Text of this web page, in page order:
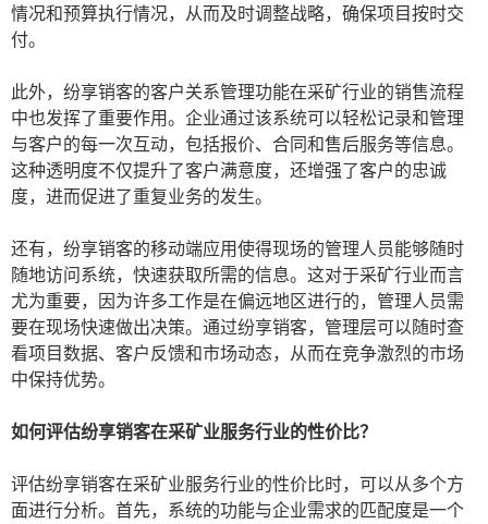
情况和预算执行情况，从而及时调整战略，确保项目按时交
付。
此外，纷享销客的客户关系管理功能在采矿行业的销售流程
中也发挥了重要作用。企业通过该系统可以轻松记录和管理
与客户的每一次互动，包括报价、合同和售后服务等信息。
这种透明度不仅提升了客户满意度，还增强了客户的忠诚
度，进而促进了重复业务的发生。
还有，纷享销客的移动端应用使得现场的管理人员能够随时
随地访问系统，快速获取所需的信息。这对于采矿行业而言
尤为重要，因为许多工作是在偏远地区进行的，管理人员需
要在现场快速做出决策。通过纷享销客，管理层可以随时查
看项目数据、客户反馈和市场动态，从而在竞争激烈的市场
中保持优势。
如何评估纷享销客在采矿业服务行业的性价比？
评估纷享销客在采矿业服务行业的性价比时，可以从多个方
面进行分析。首先，系统的功能与企业需求的匹配度是一个